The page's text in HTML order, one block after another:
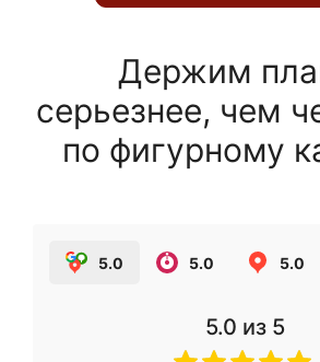
Держим
серьезнее, чем
по фигурному
5.0 5.0 5.0
5.0 из 5